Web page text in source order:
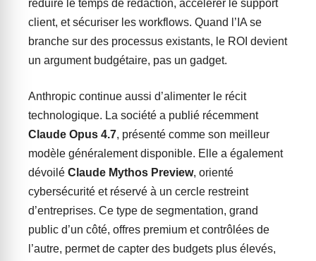
réduire le temps de rédaction, accélérer le support
client, et sécuriser les workflows. Quand l’IA se
branche sur des processus existants, le ROI devient
un argument budgétaire, pas un gadget.
Anthropic continue aussi d’alimenter le récit
technologique. La société a publié récemment
Claude Opus 4.7, présenté comme son meilleur
modèle généralement disponible. Elle a également
dévoilé Claude Mythos Preview, orienté
cybersécurité et réservé à un cercle restreint
d’entreprises. Ce type de segmentation, grand
public d’un côté, offres premium et contrôlées de
l’autre, permet de capter des budgets plus élevés,